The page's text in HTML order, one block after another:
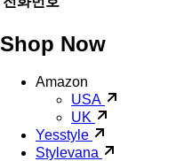
Shop Now
Amazon
USA
UK
Yesstyle
Stylevana